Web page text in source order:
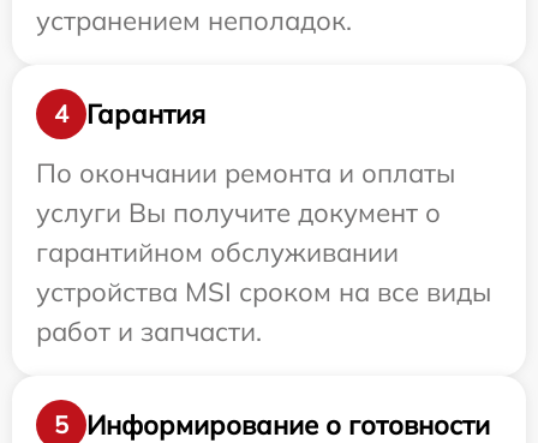
устранением неполадок.
4
Гарантия
По окончании ремонта и оплаты
услуги Вы получите документ о
гарантийном обслуживании
устройства MSI сроком на все виды
работ и запчасти.
5
Информирование о готовности